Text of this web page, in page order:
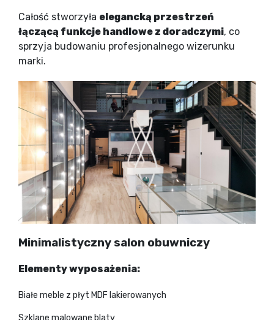
Całość stworzyła elegancką przestrzeń
łączącą funkcje handlowe z doradczymi, co
sprzyja budowaniu profesjonalnego wizerunku
marki.
Minimalistyczny salon obuwniczy
Elementy wyposażenia:
Białe meble z płyt MDF lakierowanych
Szklane malowane blaty